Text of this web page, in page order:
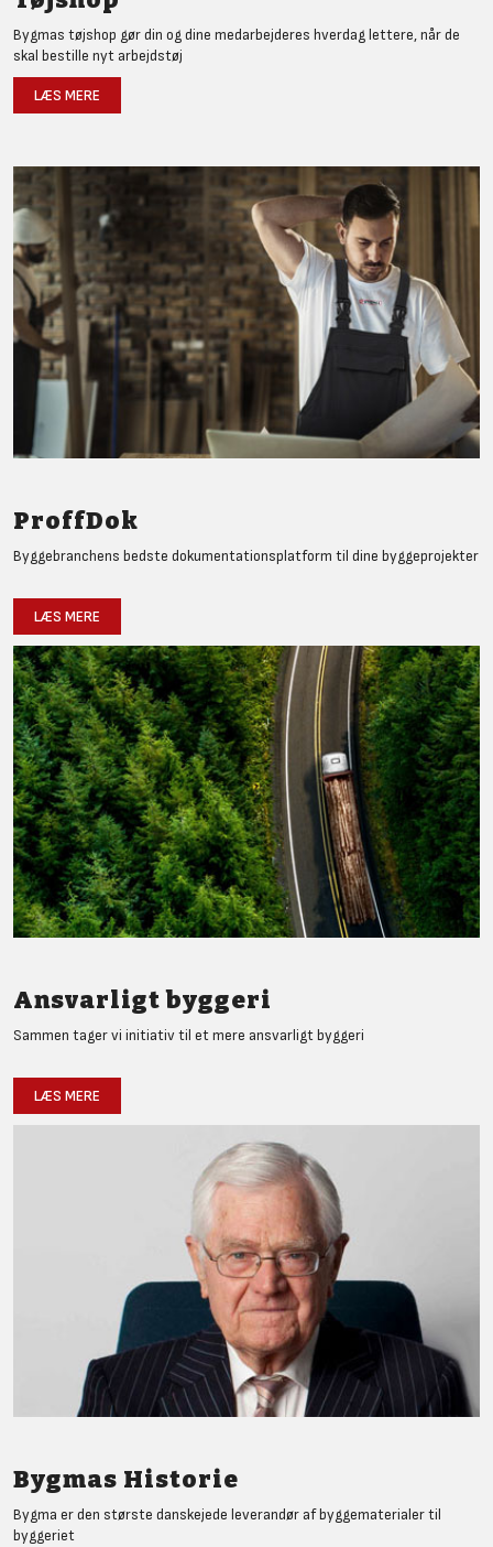
Bygmas tøjshop gør din og dine medarbejderes hverdag lettere, når de
skal bestille nyt arbejdstøj
LÆS MERE
ProffDok
Byggebranchens bedste dokumentationsplatform til dine byggeprojekter
LÆS MERE
Ansvarligt byggeri
Sammen tager vi initiativ til et mere ansvarligt byggeri
LÆS MERE
Bygmas Historie
Bygma er den største danskejede leverandør af byggematerialer til
byggeriet